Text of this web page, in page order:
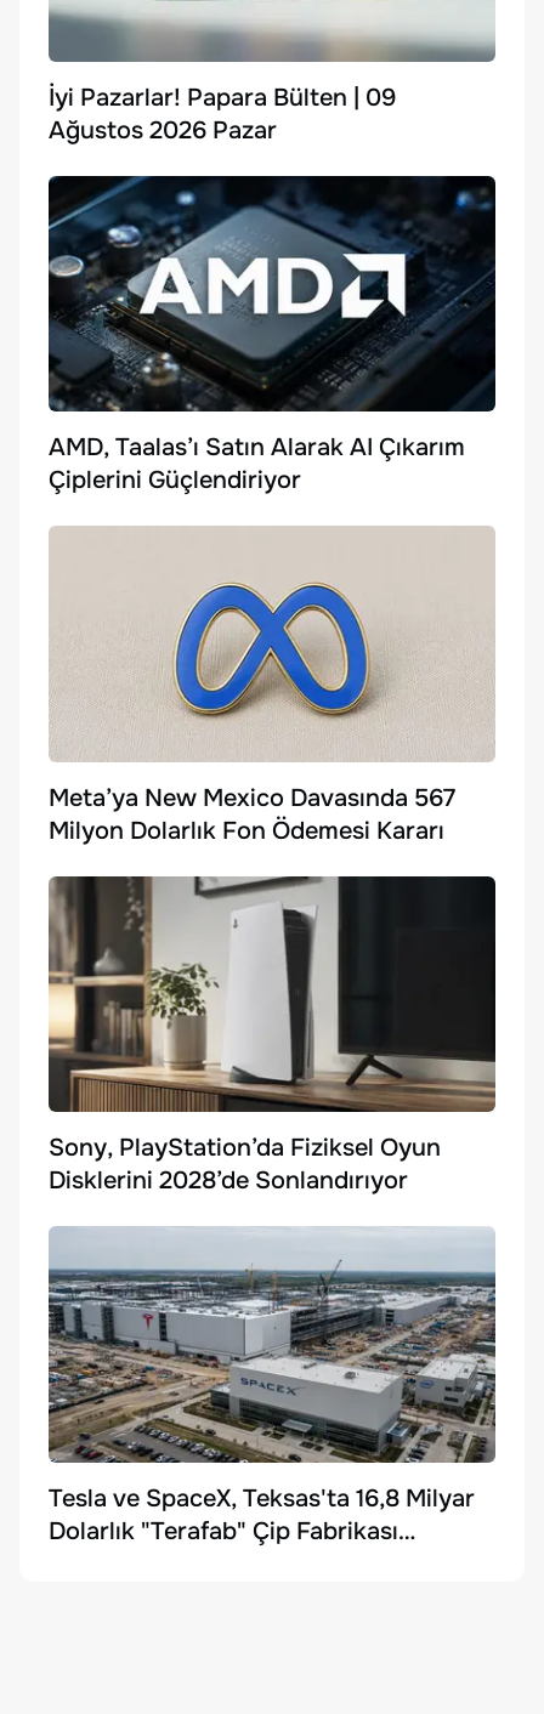
İyi Pazarlar! Papara Bülten | 09
Ağustos 2026 Pazar
AMD, Taalas’ı Satın Alarak AI Çıkarım
Çiplerini Güçlendiriyor
Meta’ya New Mexico Davasında 567
Milyon Dolarlık Fon Ödemesi Kararı
Sony, PlayStation’da Fiziksel Oyun
Disklerini 2028’de Sonlandırıyor
Tesla ve SpaceX, Teksas'ta 16,8 Milyar
Dolarlık "Terafab" Çip Fabrikası